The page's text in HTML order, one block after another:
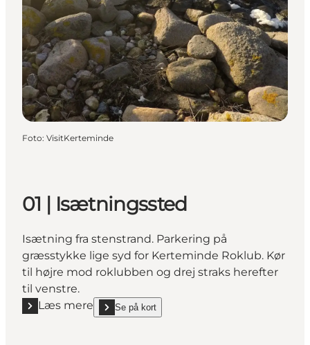
Foto: VisitKerteminde
01 | Isætningssted
Isætning fra stenstrand. Parkering på
græsstykke lige syd for Kerteminde Roklub. Kør
til højre mod roklubben og drej straks herefter
til venstre.
Læs mere
Læs mere "01 | Isætningssted"
Se på kort
show 01 | Isætningssted on_map